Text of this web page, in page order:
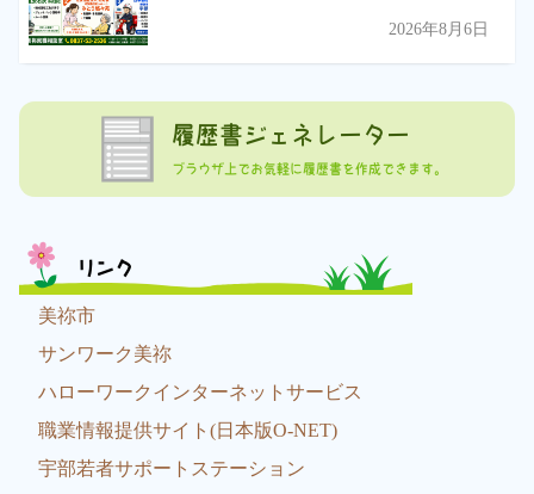
2026年8月6日
履歴書ジェネレーター
ブラウザ上でお気軽に履歴書を作成できます。
リンク
美祢市
サンワーク美祢
ハローワークインターネットサービス
職業情報提供サイト(日本版O-NET)
宇部若者サポートステーション